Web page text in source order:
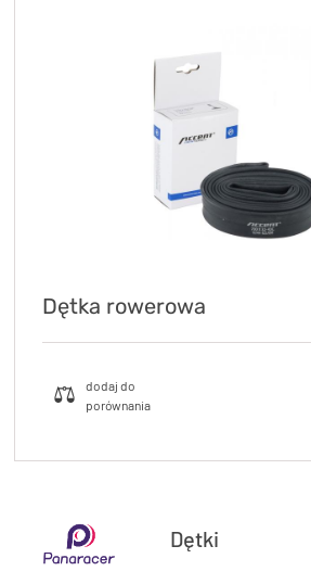
KryptoFlex Key
34,90 zł* 89,00 zł*
Dętka rowerowa
Dętki